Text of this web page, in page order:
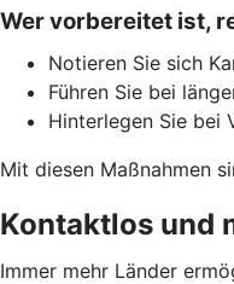
Wer vorbereitet ist,
Notieren Sie sich
Führen Sie bei
Hinterlegen Sie bei
Mit diesen Maßnahmen
Kontaktlos und
Immer mehr Länder